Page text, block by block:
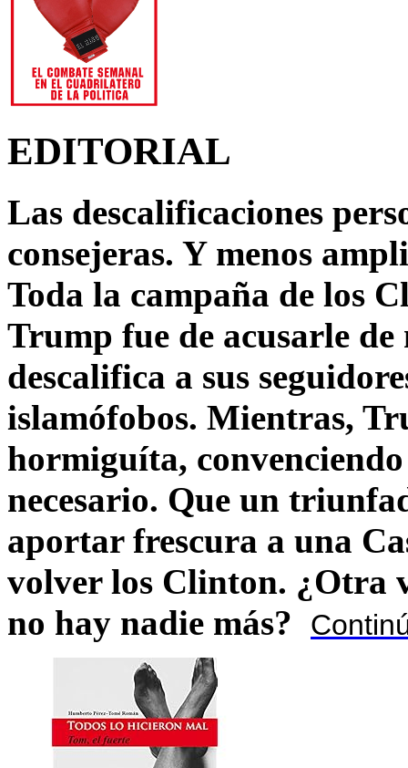
EDITORIAL
Las descalificaciones
consejeras. Y menos
Toda la campaña de los
Trump fue de acusarle
descalifica a sus
islamófobos. Mientras,
hormiguíta,
necesario. Que un
aportar frescura a una
volver los Clinton. ¿Otra
no hay nadie más?